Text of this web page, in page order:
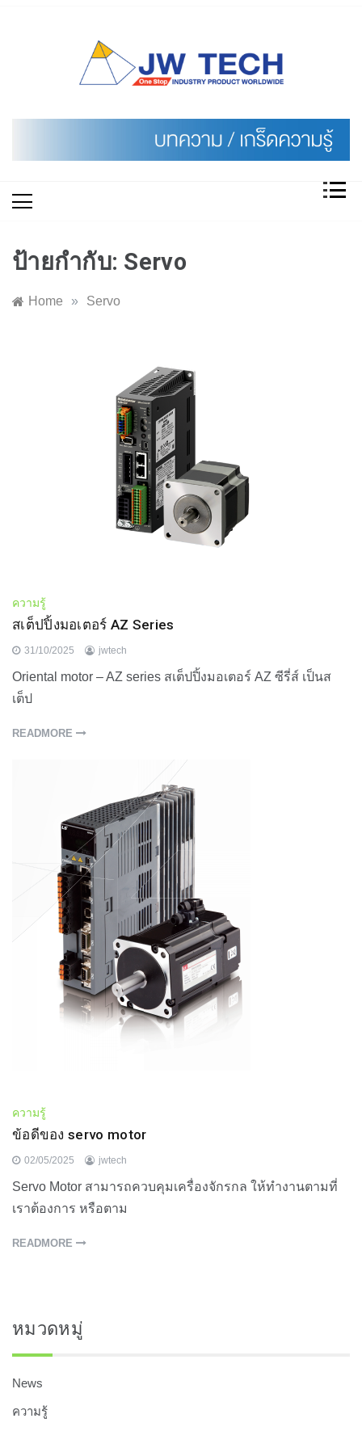
ป้ายกำกับ: Servo
Home » Servo
ความรู้
สเต็ปปิ้งมอเตอร์ AZ Series
31/10/2025 jwtech
Oriental motor – AZ series สเต็ปปิ้งมอเตอร์ AZ ซีรี่ส์ เป็นส
เต็ป
READMORE
ความรู้
ข้อดีของ servo motor
02/05/2025 jwtech
Servo Motor สามารถควบคุมเครื่องจักรกล ให้ทำงานตามที่
เราต้องการ หรือตาม
READMORE
หมวดหมู่
News
ความรู้